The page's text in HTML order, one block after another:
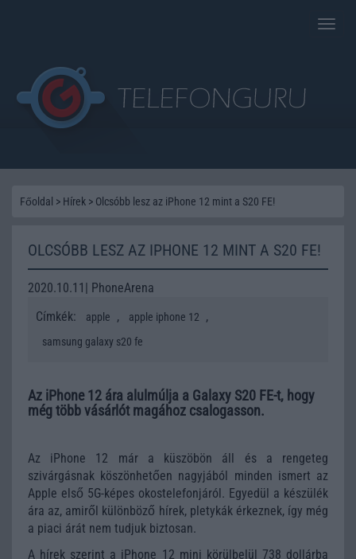
Toggle
Főoldal > Hírek > Olcsóbb lesz az iPhone 12 mint a S20 FE!
OLCSÓBB LESZ AZ IPHONE 12 MINT A S20 FE!
2020.10.11| PhoneArena
Címkék:
apple , apple iphone 12 ,
samsung galaxy s20 fe
Az iPhone 12 ára alulmúlja a Galaxy S20 FE-t, hogy
még több vásárlót magához csalogasson.
Az iPhone 12 már a küszöbön áll és a rengeteg
szivárgásnak köszönhetően nagyjából minden ismert az
Apple első 5G-képes okostelefonjáról. Egyedül a készülék
ára az, amiről különböző hírek, pletykák érkeznek, így még
a piaci árát nem tudjuk biztosan.
A hírek szerint a iPhone 12 mini körülbelül 738 dollárba